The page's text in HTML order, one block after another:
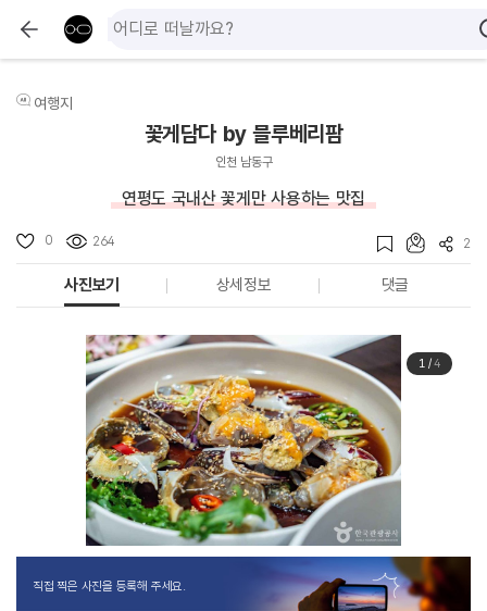
여행지
꽃게담다 by 블루베리팜
인천 남동구
연평도 국내산 꽃게만 사용하는 맛집
0 264 2
사진보기 상세정보 댓글
1/4
직접 찍은 사진을 등록해 주세요.